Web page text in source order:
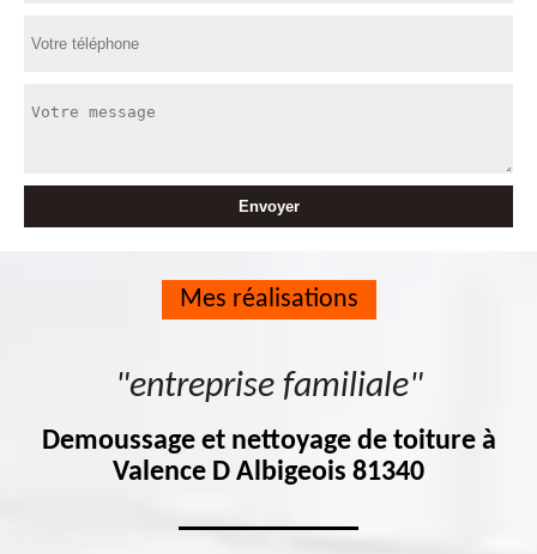
Mes réalisations
"entreprise familiale"
Demoussage et nettoyage de toiture à
Valence D Albigeois 81340